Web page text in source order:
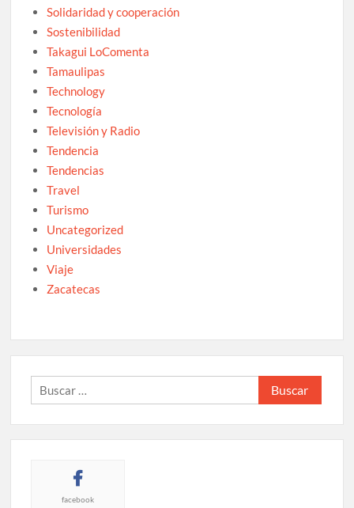
Solidaridad y cooperación
Sostenibilidad
Takagui LoComenta
Tamaulipas
Technology
Tecnología
Televisión y Radio
Tendencia
Tendencias
Travel
Turismo
Uncategorized
Universidades
Viaje
Zacatecas
Buscar:
facebook